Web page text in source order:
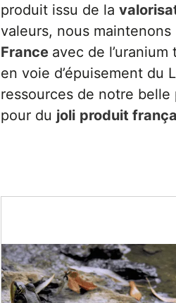
produit issu de la
valeurs, nous
France avec de
en voie d’épuisement du
ressources de notre
pour du joli produit